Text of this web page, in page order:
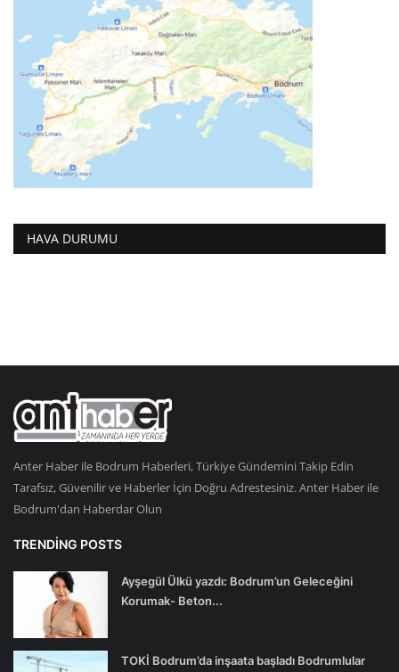
HAVA DURUMU
Anter Haber ile Bodrum Haberleri, Türkiye Gündemini Takip Edin
Tarafsız, Güvenilir ve Haberler İçin Doğru Adrestesiniz. Anter Haber ile
Bodrum'dan Haberdar Olun
TRENDING POSTS
Ayşegül Ülkü yazdı: Bodrum’un Geleceğini
Korumak- Beton...
TOKİ Bodrum’da inşaata başladı Bodrumlular